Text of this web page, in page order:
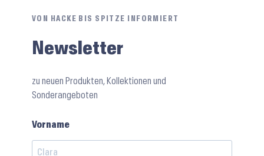
VON HACKE BIS SPITZE INFORMIERT
Newsletter
zu neuen Produkten, Kollektionen und
Sonderangeboten
Vorname